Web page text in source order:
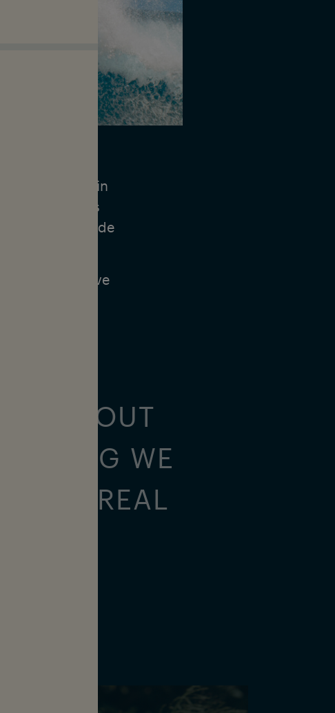
Ewing, Griffin
monde. Ces
âge lors de
de surf.
de rêve
maintenir
pression
ABOUT
WE
ON A REAL